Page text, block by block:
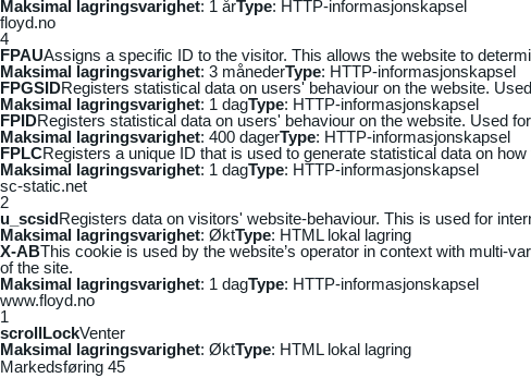
Maksimal lagringsvarighet: 1 årType: HTTP-informasjonskapsel
floyd.no
4
FPAUAssigns a specific ID to the visitor. This allows the website to
Maksimal lagringsvarighet: 3 månederType: HTTP-informasjonskapsel
FPGSIDRegisters statistical data on users' behaviour on the website.
Maksimal lagringsvarighet: 1 dagType: HTTP-informasjonskapsel
FPIDRegisters statistical data on users' behaviour on the website. Used
Maksimal lagringsvarighet: 400 dagerType: HTTP-informasjonskapsel
FPLCRegisters a unique ID that is used to generate statistical data on
Maksimal lagringsvarighet: 1 dagType: HTTP-informasjonskapsel
sc-static.net
2
u_scsidRegisters data on visitors' website-behaviour. This is used for
Maksimal lagringsvarighet: ØktType: HTML lokal lagring
X-ABThis cookie is used by the website’s operator in context with multi-
of the site.
Maksimal lagringsvarighet: 1 dagType: HTTP-informasjonskapsel
www.floyd.no
1
scrollLockVenter
Maksimal lagringsvarighet: ØktType: HTML lokal lagring
Markedsføring 45